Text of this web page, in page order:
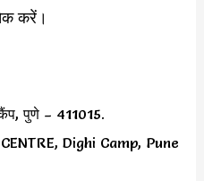
करें।
पुणे – 411015.
Dighi Camp, Pune